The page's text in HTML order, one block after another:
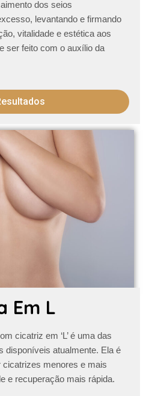
dos seios
levantando e firmando
vitalidade e estética aos
ser feito com o auxílio da
Em L
cicatriz em ‘L’é uma das
disponíveis atualmente. Ela é
menores e mais
e recuperação mais rápida.